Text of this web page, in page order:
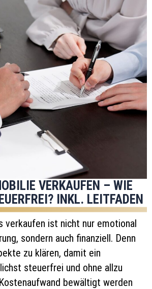
VERKAUFEN – WIE
INKL. LEITFADEN
verkaufen ist nicht nur emotional
sondern auch finanziell. Denn
zu klären, damit ein
steuerfrei und ohne allzu
bewältigt werden